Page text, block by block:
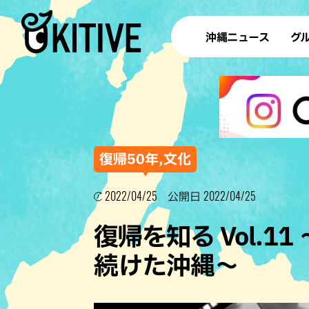
沖縄ニュース グ
ラ
テイ
すし
洋食
ステ
その他
復帰50年,文化
2022/04/25 公開日 2022/04/25
復帰を知る Vol.11
続けた沖縄〜